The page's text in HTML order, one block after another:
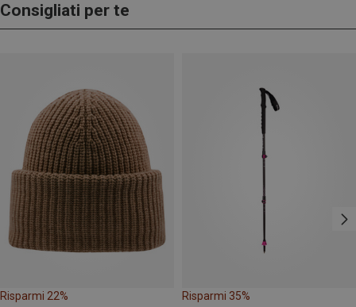
Consigliati per te
Risparmi 22% Risparmi 35%